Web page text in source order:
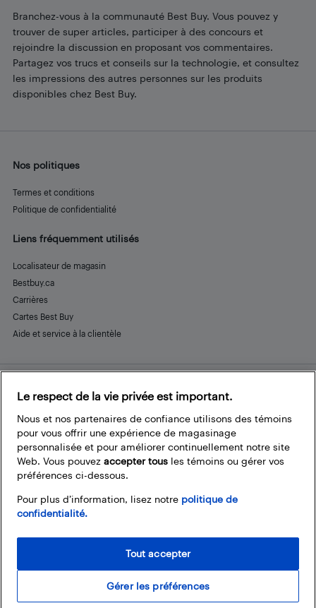
Branchez-vous à la communauté Best Buy. Vous pouvez y
trouver de super articles, participer à des concours et
rejoindre la discussion en proposant vos commentaires.
Partagez vos trucs et conseils sur la technologie, et consultez
les impressions des autres personnes sur les produits
disponibles chez Best Buy.
Nos politiques
Termes et conditions
Politique de confidentialité
Liens fréquemment utilisés
Localisateur de magasin
Bestbuy.ca
Carrières
Cartes Best Buy
Aide et service à la clientèle
Restez connecté
FacebookInstagram
PinterestLinkedInYouTube
Le respect de la vie privée est important.
Nous et nos partenaires de confiance utilisons des témoins
pour vous offrir une expérience de magasinage
personnalisée et pour améliorer continuellement notre site
Web. Vous pouvez accepter tous les témoins ou gérer vos
préférences ci-dessous.
Pour plus d’information, lisez notre politique de
confidentialité.
Gérer les préférences
Tout accepter